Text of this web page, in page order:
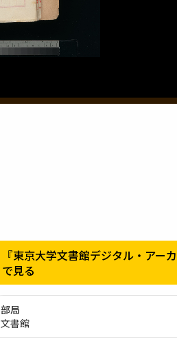
『東京大学文書館デジタル・アーカ
で見る
部局
文書館